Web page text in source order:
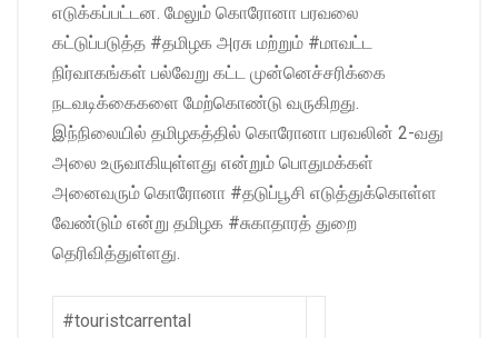
எடுக்கப்பட்டன. மேலும் கொரோனா பரவலை
கட்டுப்படுத்த #தமிழக அரசு மற்றும் #மாவட்ட
நிர்வாகங்கள் பல்வேறு கட்ட முன்னெச்சரிக்கை
நடவடிக்கைகளை மேற்கொண்டு வருகிறது.
இந்நிலையில் தமிழகத்தில் கொரோனா பரவலின் 2-வது
அலை உருவாகியுள்ளது என்றும் பொதுமக்கள்
அனைவரும் கொரோனா #தடுப்பூசி எடுத்துக்கொள்ள
வேண்டும் என்று தமிழக #சுகாதாரத் துறை
தெரிவித்துள்ளது.
#touristcarrental